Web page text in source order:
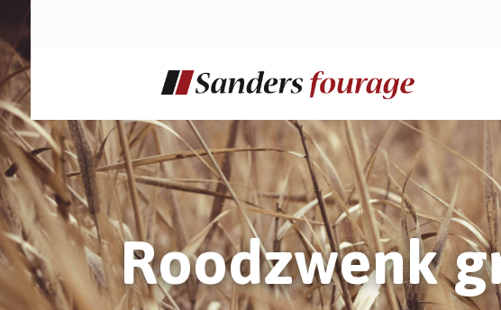
Roodzwenk